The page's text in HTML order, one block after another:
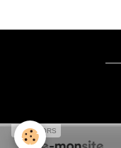
SPONSORS